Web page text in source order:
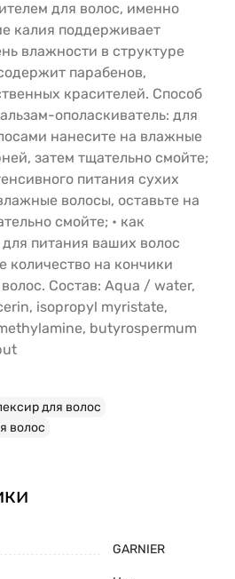
для волос, именно
калия поддерживает
влажности в структуре
парабенов,
красителей. Способ
ополаскиватель: для
нанесите на влажные
затем тщательно смойте;
питания сухих
волосы, оставьте на
смойте; • как
питания ваших волос
количество на кончики
Состав: Aqua / water,
isopropyl myristate,
butyrospermum
для волос
волос
GARNIER